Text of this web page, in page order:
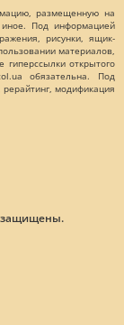
размещенную на
Под информацией
рисунки, ящик-
материалов,
открытого
обязательна. Под
модификация
защищены.